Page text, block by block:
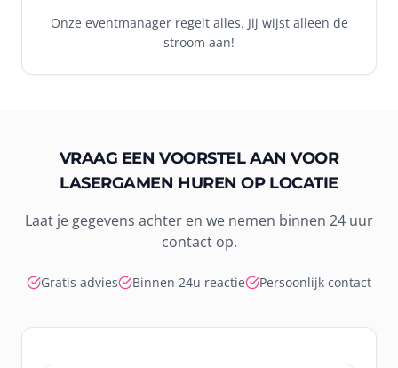
Onze eventmanager regelt alles. Jij wijst alleen de
stroom aan!
VRAAG EEN VOORSTEL AAN VOOR
LASERGAMEN HUREN OP LOCATIE
Laat je gegevens achter en we nemen binnen 24 uur
contact op.
Gratis advies Binnen 24u reactie Persoonlijk contact